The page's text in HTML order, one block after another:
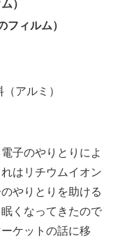
）
ィルム）
アルミ）
子のやりとりによ
はリチウムイオン
やりとりを助ける
くなってきたので
ケットの話に移